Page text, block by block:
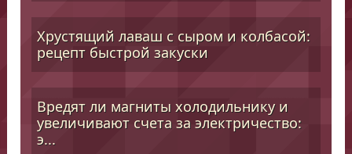
Хрустящий лаваш с сыром и колбасой:
рецепт быстрой закуски
Вредят ли магниты холодильнику и
увеличивают счета за электричество:
э...